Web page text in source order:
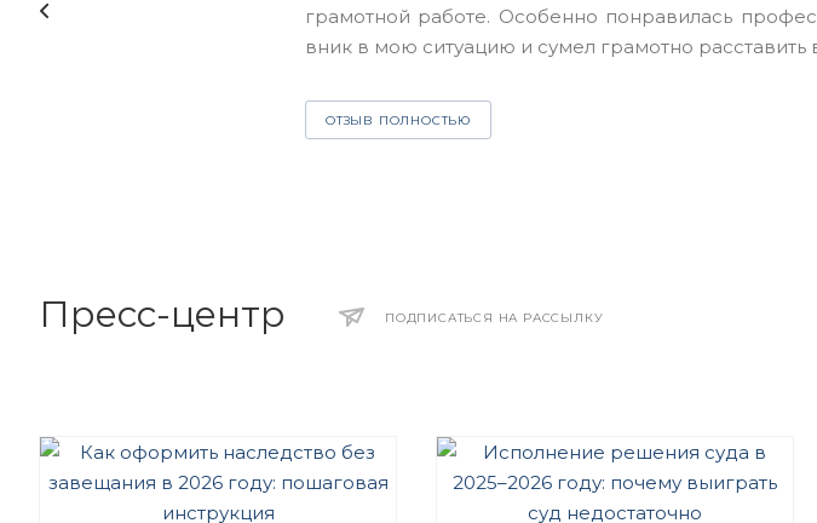
грамотной работе. Особенно понравилась
вник в мою ситуацию и сумел грамотно расставить
ОТЗЫВ ПОЛНОСТЬЮ
Пресс-центр ПОДПИСАТЬСЯ НА РАССЫЛКУ